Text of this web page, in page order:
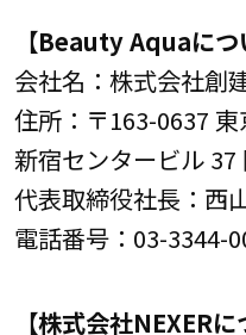
【Beauty Aquaにつ
会社名：株式会社創
住所：〒163-0637
新宿センタービル 37
代表取締役社長：西
電話番号：03-3344-
【株式会社NEXERに